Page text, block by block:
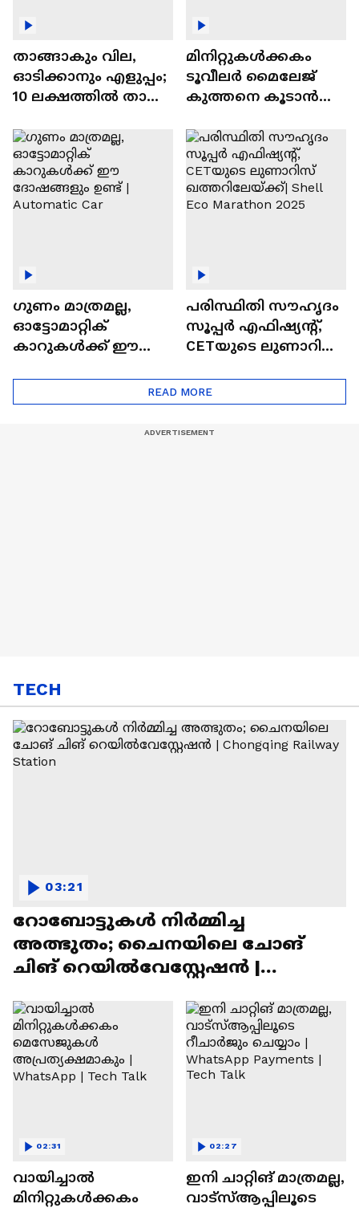
താങ്ങാകും വില,
ഓടിക്കാനും എളുപ്പം;
10 ലക്ഷത്തിൽ താഴെ
ഓട്ടോമാറ്റിക്ക്
എസ്‍യുവികൾ
മിനിറ്റുകൾക്കകം
ടൂവീലർ മൈലേജ്
കുത്തനെ കൂടാൻ
ഗുണം മാത്രമല്ല,
ഓട്ടോമാറ്റിക്
കാറുകൾക്ക് ഈ
പരിസ്ഥിതി സൗഹൃദം
സൂപ്പർ എഫിഷ്യന്റ്,
CETയുടെ ലുണാറിസ്
Eco Marathon 2025
READ MORE
TECH
റോബോട്ടുകൾ നിർമ്മിച്ച
അത്ഭുതം; ചൈനയിലെ ചോങ്
ചിങ് റെയിൽവേസ്റ്റേഷൻ |
03:21
വായിച്ചാൽ
മിനിറ്റുകൾക്കകം
02:31
ഇനി ചാറ്റിങ് മാത്രമല്ല,
വാട്‌സ്‌ആപ്പിലൂടെ
02:27